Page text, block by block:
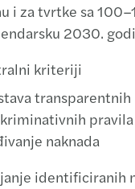
i za tvrtke sa
2030.
kriteriji
transparentnih
pravila
naknada
identificiranih